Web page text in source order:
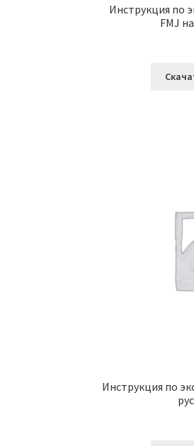
Инструкция по
FMJ
Инструкция по